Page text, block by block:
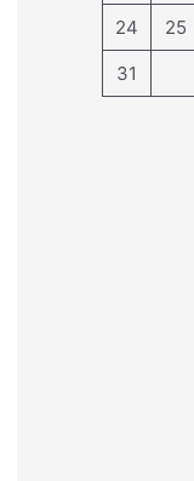
24
25
31